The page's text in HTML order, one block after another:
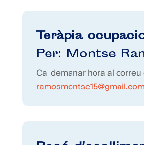
Teràpia
Per: Montse
Cal demanar hora al correu
ramosmontse15@gmail.com